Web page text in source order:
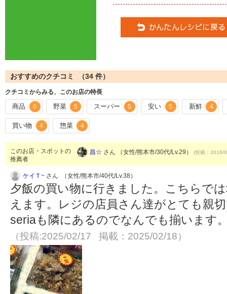
おすすめのクチコミ （34 件）
クチコミからみる、このお店の特長
商品 6 野菜 5 スーパー 5 安い 5 新鮮 4
買い物 4 惣菜 4
このお店・スポットの
推薦者
昌☆ さん （女性/熊本市/30代/Lv.29） (投稿：2016/
ケイＴ~ さん （女性/熊本市/40代/Lv.38）
夕飯の買い物に行きました。こちらで
えます。レジの店員さん達がとても親
seriaも隣にあるのでなんでも揃います
（投稿:2025/02/17 掲載：2025/02/18）